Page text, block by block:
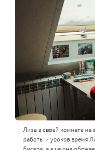
Лиза в своей комнате
работы и уроков время